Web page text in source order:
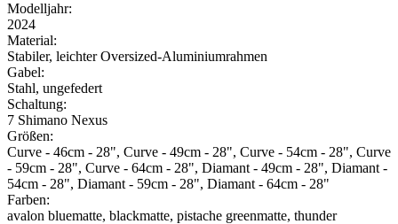
Modelljahr:
2024
Material:
Stabiler, leichter Oversized-Aluminiumrahmen
Gabel:
Stahl, ungefedert
Schaltung:
7 Shimano Nexus
Größen:
Curve - 46cm - 28", Curve - 49cm - 28", Curve - 54cm - 28", Curve
- 59cm - 28", Curve - 64cm - 28", Diamant - 49cm - 28", Diamant -
54cm - 28", Diamant - 59cm - 28", Diamant - 64cm - 28"
Farben:
avalon bluematte, blackmatte, pistache greenmatte, thunder